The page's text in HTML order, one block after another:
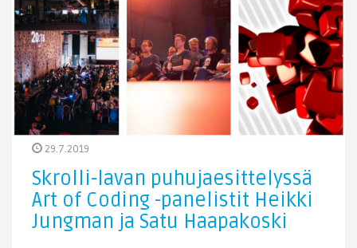
29.7.2019
Skrolli-lavan puhujaesittelyssä
Art of Coding -panelistit Heikki
Jungman ja Satu Haapakoski